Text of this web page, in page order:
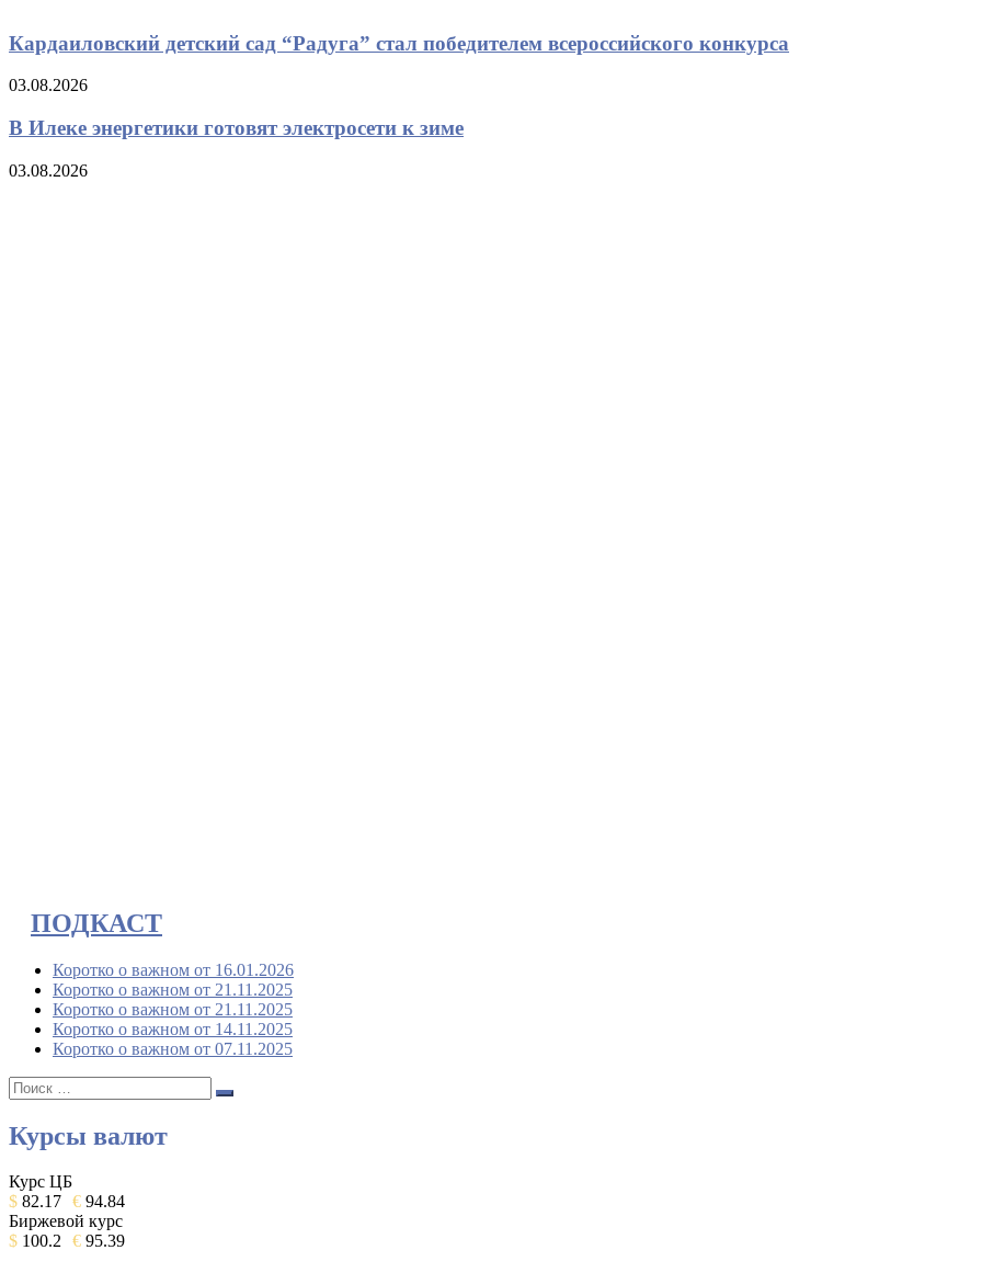
Кардаиловский детский сад “Радуга” стал победителем всероссийского конкурса
03.08.2026
В Илеке энергетики готовят электросети к зиме
03.08.2026
ПОДКАСТ
Коротко о важном от 16.01.2026
Коротко о важном от 21.11.2025
Коротко о важном от 21.11.2025
Коротко о важном от 14.11.2025
Коротко о важном от 07.11.2025
Поиск:
Поиск
Курсы валют
Курс ЦБ
$ 82.17 € 94.84
Биржевой курс
$ 100.2 € 95.39